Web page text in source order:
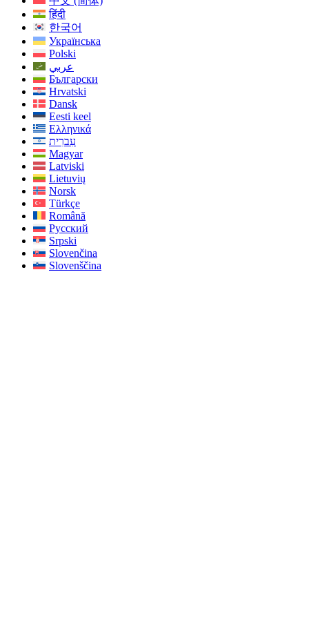
हिंदी
한국어
Українська
Polski
عربي
Български
Hrvatski
Dansk
Eesti keel
Ελληνικά
עִברִית
Magyar
Latviski
Lietuvių
Norsk
Türkçe
Română
Русский
Srpski
Slovenčina
Slovenščina